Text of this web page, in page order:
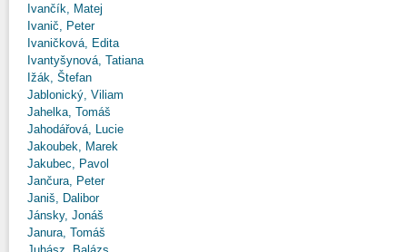
Ivančík, Matej
Ivanič, Peter
Ivaničková, Edita
Ivantyšynová, Tatiana
Ižák, Štefan
Jablonický, Viliam
Jahelka, Tomáš
Jahodářová, Lucie
Jakoubek, Marek
Jakubec, Pavol
Jančura, Peter
Janiš, Dalibor
Jánsky, Jonáš
Janura, Tomáš